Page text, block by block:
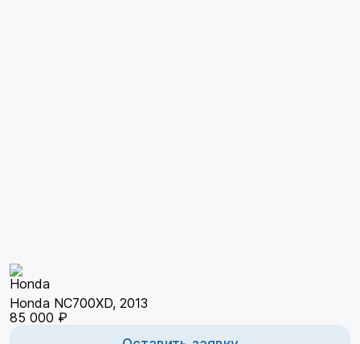
Honda NC700XD, 2013
85 000 ₽